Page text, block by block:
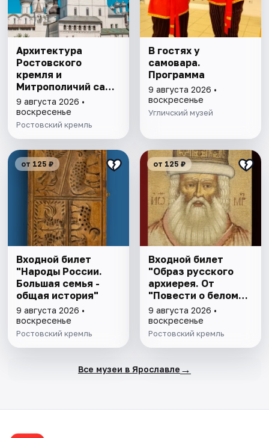
Архитектура
Ростовского
кремля и
Митрополичий сад,
выставка
"Митрополичье
варенье"
9 августа 2026 •
воскресенье
Ростовский кремль
В гостях у
самовара.
Программа
9 августа 2026 •
воскресенье
Угличский музей
от 125 ₽
Входной билет
"Народы России.
Большая семья -
общая история"
9 августа 2026 •
воскресенье
Ростовский кремль
от 125 ₽
Входной билет
"Образ русского
архиерея. От
"Повести о белом
клобуке" до
восстановления
патриаршества"
9 августа 2026 •
воскресенье
Ростовский кремль
Все музеи в Ярославле →